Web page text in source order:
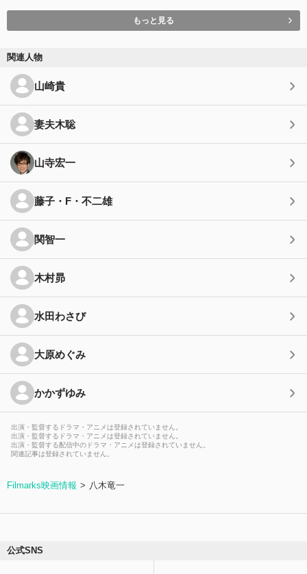
もっと見る
関連人物
山崎貴
妻夫木聡
山寺宏一
藤子・F・不二雄
関智一
木村昴
水田わさび
大原めぐみ
かかずゆみ
出演・監督するドラマ・アニメは登録されていません。
出演・監督するドラマ・アニメは登録されていません。
出演・監督する配信中のドラマ・アニメは登録されていません。
関連記事は登録されていません。
Filmarks映画情報 八木竜一
公式SNS